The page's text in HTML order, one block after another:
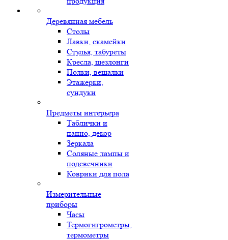
Деревянная мебель
Столы
Лавки, скамейки
Стулья, табуреты
Кресла, шезлонги
Полки, вешалки
Этажерки,
сундуки
Предметы интерьера
Таблички и
панно, декор
Зеркала
Соляные лампы и
подсвечники
Коврики для пола
Измерительные
приборы
Часы
Термогигрометры,
термометры